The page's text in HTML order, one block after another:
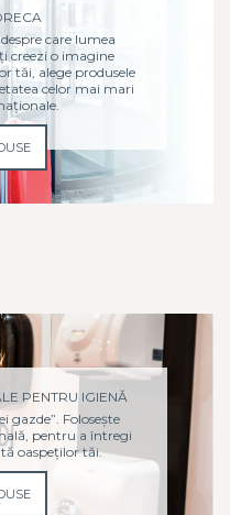
care lumea
creezi o imagine
tăi, alege produsele
celor mai mari
PENTRU IGIENĂ
gazde”. Folosește
pentru a întregi
oaspeților tăi.